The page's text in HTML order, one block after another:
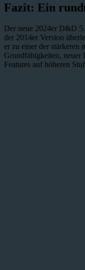
Fazit: Ein
Der neue 2024er D&D
der 2014er Version
er zu einer der stärkeren
Grundfähigkeiten, neuer
Features auf höheren